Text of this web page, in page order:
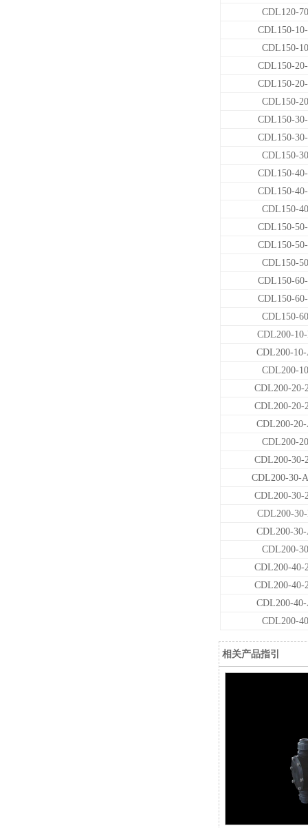
CDL120-70
CDL150-
CDL150-10
CDL150-
CDL150-
CDL150-20
CDL150-
CDL150-
CDL150-30
CDL150-
CDL150-
CDL150-40
CDL150-
CDL150-
CDL150-50
CDL150-
CDL150-
CDL150-60
CDL200-
CDL200-
CDL200-10
CDL200-20-
CDL200-20-
CDL200-
CDL200-20
CDL200-30-
CDL200-30-
CDL200-30-
CDL200-
CDL200-
CDL200-30
CDL200-40-
CDL200-40-
CDL200-
CDL200-40
相关产品指引